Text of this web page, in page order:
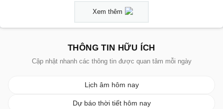
Xem thêm
THÔNG TIN HỮU ÍCH
Cập nhật nhanh các thông tin được quan tâm mỗi ngày
Lịch âm hôm nay
Dự báo thời tiết hôm nay